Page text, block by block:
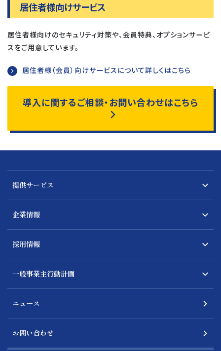
居住者様向けサービス
居住者様向けのセキュリティ対策や、会員特典、オプションサービ
スをご用意しています。
居住者様（会員）向けサービスについて詳しくはこちら
導入に関するご相談・お問い合わせはこちら
提供サービス
企業情報
採用情報
一般事業主行動計画
ニュース
お問い合わせ